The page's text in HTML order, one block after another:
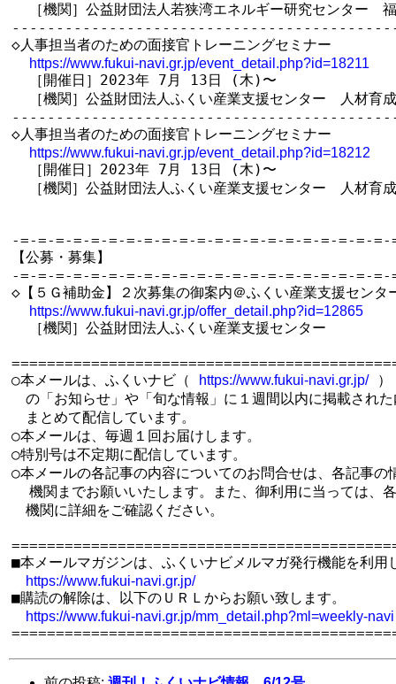
［機関］公益財団法人若狭湾エネルギー研究センター
◇人事担当者のための面接官トレーニングセミナー
https://www.fukui-navi.gr.jp/event_detail.php?id=18211
  ［開催日］2023年 7月 13日 (木)〜
［機関］公益財団法人ふくい産業支援センター　人材育
◇人事担当者のための面接官トレーニングセミナー
https://www.fukui-navi.gr.jp/event_detail.php?id=18212
  ［開催日］2023年 7月 13日 (木)〜
［機関］公益財団法人ふくい産業支援センター　人材育
-=-=-=-=-=-=-=-=-=-=-=-=-=-=-=-=-=-=-=-=-
【公募・募集】
-=-=-=-=-=-=-=-=-=-=-=-=-=-=-=-=-=-=-=-=-
◇【５Ｇ補助金】２次募集の御案内＠ふくい産業支援センタ
https://www.fukui-navi.gr.jp/offer_detail.php?id=12865
  ［機関］公益財団法人ふくい産業支援センター
○本メールは、ふくいナビ（
https://www.fukui-navi.gr.jp/ ）
の「お知らせ」や「旬な情報」に１週間以内に掲載され
まとめて配信しています。
○本メールは、毎週１回お届けします。
○特別号は不定期に配信しています。
○本メールの各記事の内容についてのお問合せは、各記事の
機関までお願いいたします。また、御利用に当っては、
機関に詳細をご確認ください。
■本メールマガジンは、ふくいナビメルマガ発行機能を利用
https://www.fukui-navi.gr.jp/
■購読の解除は、以下のＵＲＬからお願い致します。
https://www.fukui-navi.gr.jp/mm_detail.php?ml=weekly-navi